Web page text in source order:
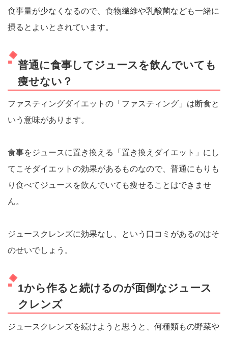
食事量が少なくなるので、食物繊維や乳酸菌なども一緒に
摂るとよいとされています。
普通に食事してジュースを飲んでいても
痩せない？
ファスティングダイエットの「ファスティング」は断食と
いう意味があります。
食事をジュースに置き換える「置き換えダイエット」にし
てこそダイエットの効果があるものなので、普通にもりも
り食べてジュースを飲んでいても痩せることはできませ
ん。
ジュースクレンズに効果なし、という口コミがあるのはそ
のせいでしょう。
1から作ると続けるのが面倒なジュース
クレンズ
ジュースクレンズを続けようと思うと、何種類もの野菜や